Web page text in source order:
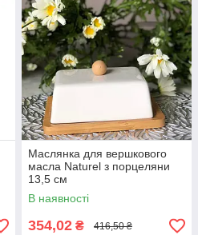
Маслянка для вершкового
масла Naturel з порцеляни
13,5 см
В наявності
354,02 ₴ 416,50 ₴